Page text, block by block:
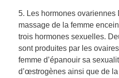
5. Les hormones ovariennes
massage de la femme
trois hormones sexuelles.
sont produites par les
femme d’épanouir sa
d’œstrogènes ainsi que de